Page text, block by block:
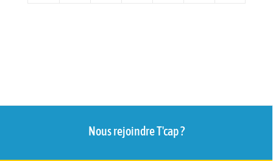
Nous rejoindre T'cap ?